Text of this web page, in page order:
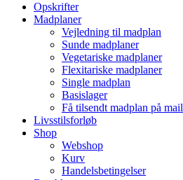
Opskrifter
Madplaner
Vejledning til madplan
Sunde madplaner
Vegetariske madplaner
Flexitariske madplaner
Single madplan
Basislager
Få tilsendt madplan på mail
Livsstilsforløb
Shop
Webshop
Kurv
Handelsbetingelser